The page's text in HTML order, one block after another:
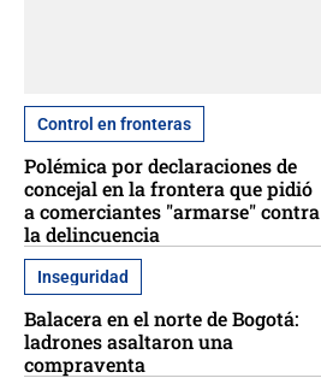
Control en fronteras
Polémica por declaraciones de
concejal en la frontera que pidió
a comerciantes "armarse" contra
la delincuencia
Inseguridad
Balacera en el norte de Bogotá:
ladrones asaltaron una
compraventa